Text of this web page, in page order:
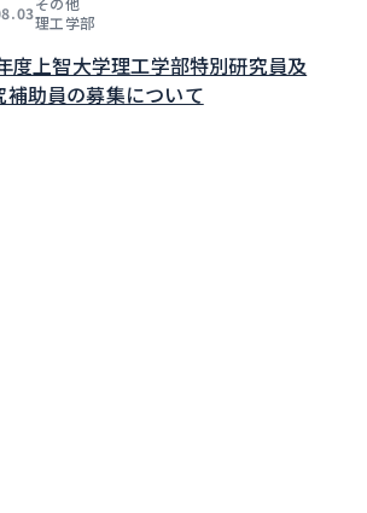
理工学部
度上智大学理工学部特別研究員及
補助員の募集について